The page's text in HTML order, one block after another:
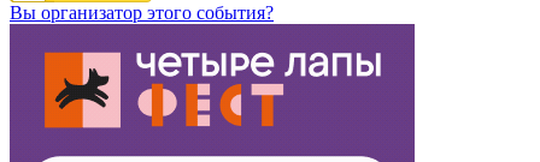
Вы организатор этого события?